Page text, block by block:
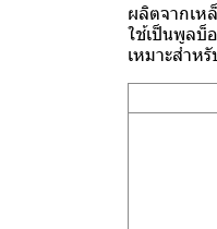
ผลิตจากเห
ใช้เป็นพูลบ็
เหมาะสำห